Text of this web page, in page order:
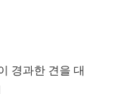
경과한 견을 대